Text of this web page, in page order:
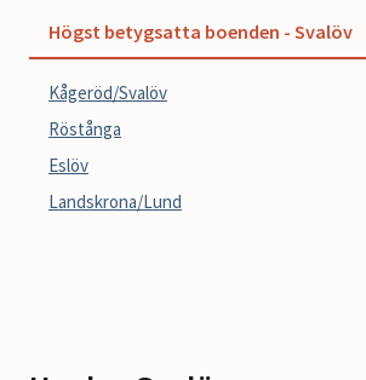
Högst betygsatta boenden - Svalöv
Kågeröd/Svalöv
Röstånga
Eslöv
Landskrona/Lund